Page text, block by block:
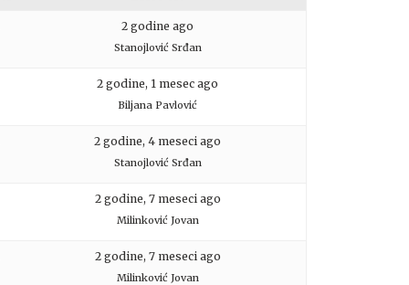
2 godine ago
Stanojlović Srđan
2 godine, 1 mesec ago
Biljana Pavlović
2 godine, 4 meseci ago
Stanojlović Srđan
2 godine, 7 meseci ago
Milinković Jovan
2 godine, 7 meseci ago
Milinković Jovan